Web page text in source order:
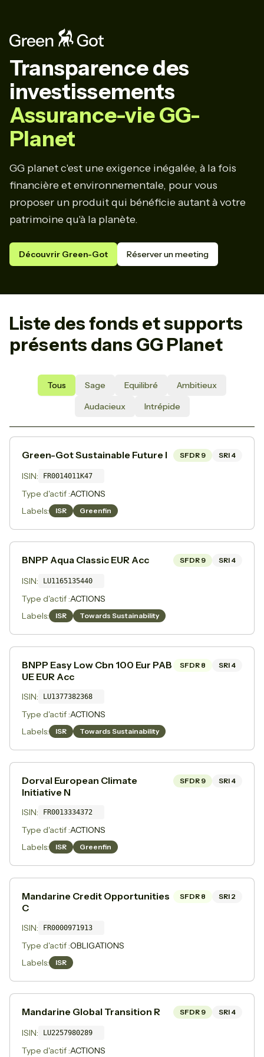
Transparence des
investissements
Assurance-vie GG-
Planet
GG planet c'est une exigence inégalée, à la fois
financière et environnementale, pour vous
proposer un produit qui bénéficie autant à votre
patrimoine qu'à la planète.
Découvrir Green-Got Réserver un meeting
Liste des fonds et supports
présents dans GG Planet
Tous Sage Equilibré
Ambitieux
Audacieux
Intrépide
Green-Got Sustainable Future I SFDR 9 SRI 4
ISIN: FR0014011K47
Type d'actif :ACTIONS
Labels:
ISR Greenfin
BNPP Aqua Classic EUR Acc SFDR 9 SRI 4
ISIN: LU1165135440
Type d'actif :ACTIONS
Labels:
ISR Towards Sustainability
BNPP Easy Low Cbn 100 Eur PAB
UE EUR Acc
SFDR 8 SRI 4
ISIN: LU1377382368
Type d'actif :ACTIONS
Labels:
ISR Towards Sustainability
Dorval European Climate
Initiative N
SFDR 9 SRI 4
ISIN: FR0013334372
Type d'actif :ACTIONS
Labels:
ISR Greenfin
Mandarine Credit Opportunities
C
SFDR 8 SRI 2
ISIN: FR0000971913
Type d'actif :OBLIGATIONS
Labels:
ISR
Mandarine Global Transition R SFDR 9 SRI 4
ISIN: LU2257980289
Type d'actif :ACTIONS